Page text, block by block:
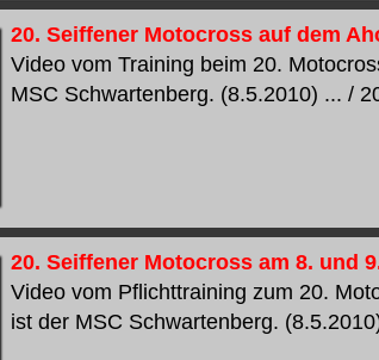
20. Seiffener Motocross auf dem
Video vom Training beim 20.
MSC Schwartenberg. (8.5.2010) ... /
20. Seiffener Motocross am 8. und
Video vom Pflichttraining zum 20.
ist der MSC Schwartenberg.